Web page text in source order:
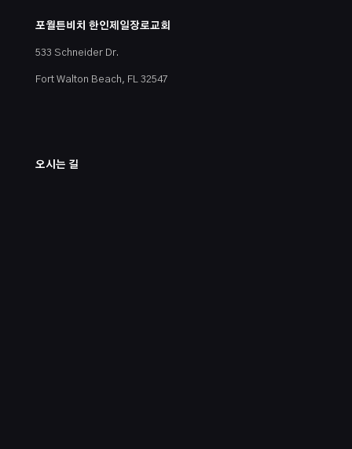
포월튼비치 한인제일장로교회
533 Schneider Dr.
Fort Walton Beach, FL 32547
오시는 길